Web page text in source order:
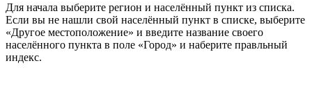
Для начала выберите регион и населённый пункт из списка.
Если вы не нашли свой населённый пункт в списке, выберите
«Другое местоположение» и введите название своего
населённого пункта в поле «Город» и наберите правльный
индекс.